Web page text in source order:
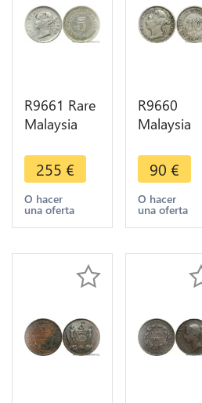
R9661 Rare
Malaysia
Settlements
5 Cents
Victoria
1898 Silver
255 €
O hacer
una oferta
R9660
Malaysia
Settlements
10 Cents
Victoria
1884
Silver
90 €
O hacer
una oferta